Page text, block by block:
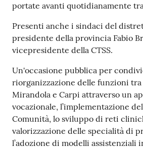
portate avanti quotidianamente
Presenti anche i sindaci del
presidente della provincia Fabio
vicepresidente della CTSS.
Un'occasione pubblica per
riorganizzazione delle funzioni
Mirandola e Carpi attraverso un
vocazionale, l’implementazione
Comunità, lo sviluppo di reti
valorizzazione delle specialità di
l’adozione di modelli assistenziali